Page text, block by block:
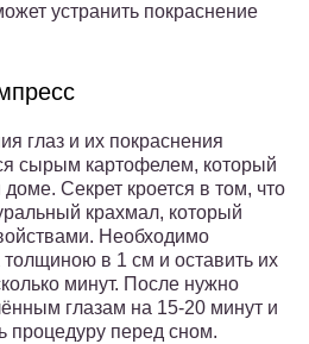
устранить покраснение
глаз и их покраснения
сырым картофелем, который
Секрет кроется в том, что
крахмал, который
Необходимо
толщиною в 1 см и оставить их
минут. После нужно
глазам на 15-20 минут и
процедуру перед сном.